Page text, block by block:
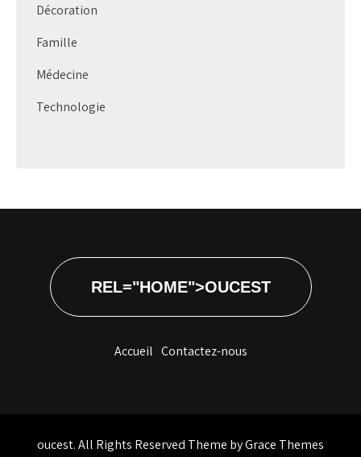
Décoration
Famille
Médecine
Technologie
REL="HOME">OUCEST
Accueil Contactez-nous
oucest. All Rights Reserved Theme by Grace Themes